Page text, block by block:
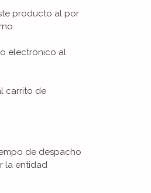
producto al por
electronico al
carrito de
de despacho
la entidad